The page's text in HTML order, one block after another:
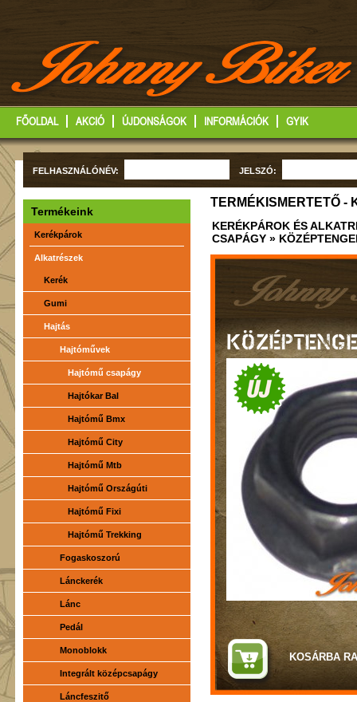
FŐOLDAL AKCIÓ ÚJDONSÁGOK INFORMÁCIÓK GYIK
FELHASZNÁLÓNÉV: JELSZÓ:
TERMÉKISMERTETŐ -
KERÉKPÁROK ÉS
CSAPÁGY »
Termékeink
Kerékpárok
Alkatrészek
Kerék
Gumi
Hajtás
Hajtóművek
Hajtómű csapágy
Hajtókar Bal
Hajtómű Bmx
Hajtómű City
Hajtómű Mtb
Hajtómű Országúti
Hajtómű Fixi
Hajtómű Trekking
Fogaskoszorú
Lánckerék
Lánc
Pedál
Monoblokk
Integrált középcsapágy
Láncfeszitő